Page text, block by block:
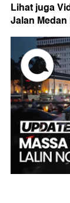
Lihat juga
Jalan